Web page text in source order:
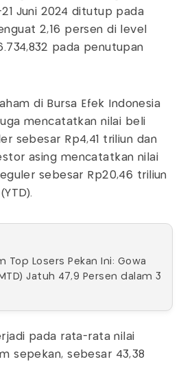
Juni 2024 ditutup pada
2,16 persen di level
pada penutupan
di Bursa Efek Indonesia
mencatatkan nilai beli
sebesar Rp4,41 triliun dan
asing mencatatkan nilai
sebesar Rp20,46 triliun
Top Losers Pekan Ini: Gowa
Jatuh 47,9 Persen dalam 3
pada rata-rata nilai
sepekan, sebesar 43,38